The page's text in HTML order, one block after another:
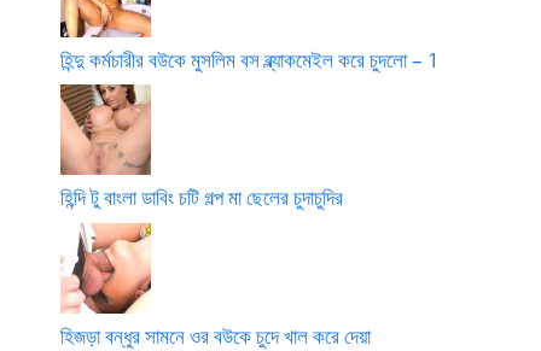
হিন্দু কর্মচারীর বউকে মুসলিম বস ব্ল্যাকমেইল করে চুদলো – 1
হিন্দি টু বাংলা ডাবিং চটি গল্প মা ছেলের চুদাচুদির
হিজড়া বন্ধুর সামনে ওর বউকে চুদে খাল করে দেয়া